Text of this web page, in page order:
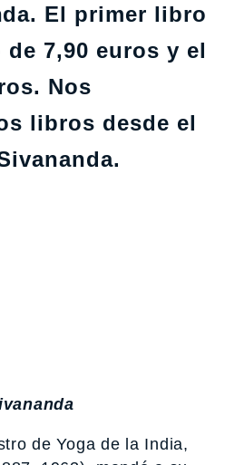
El primer libro
7,90 euros y el
Nos
libros desde el
de Yoga de la India,